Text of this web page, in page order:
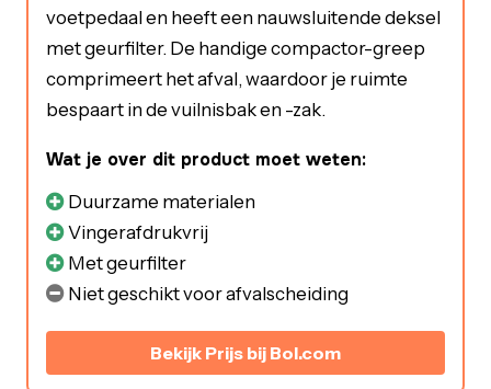
voetpedaal en heeft een nauwsluitende deksel
met geurfilter. De handige compactor-greep
comprimeert het afval, waardoor je ruimte
bespaart in de vuilnisbak en -zak.
Wat je over dit product moet weten:
Duurzame materialen
Vingerafdrukvrij
Met geurfilter
Niet geschikt voor afvalscheiding
Bekijk Prijs bij Bol.com